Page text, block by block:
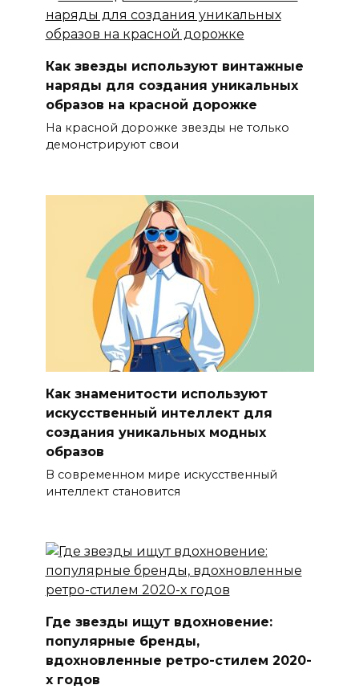
Как звезды используют винтажные
наряды для создания уникальных
образов на красной дорожке
На красной дорожке звезды не только
демонстрируют свои
Как знаменитости используют
искусственный интеллект для
создания уникальных модных
образов
В современном мире искусственный
интеллект становится
Где звезды ищут вдохновение:
популярные бренды,
вдохновленные ретро-стилем 2020-
х годов